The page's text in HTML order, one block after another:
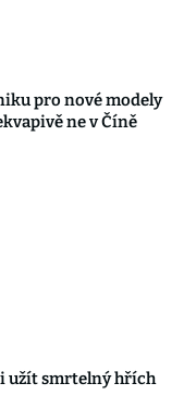
pro nové modely
ne v Číně
užít smrtelný hřích